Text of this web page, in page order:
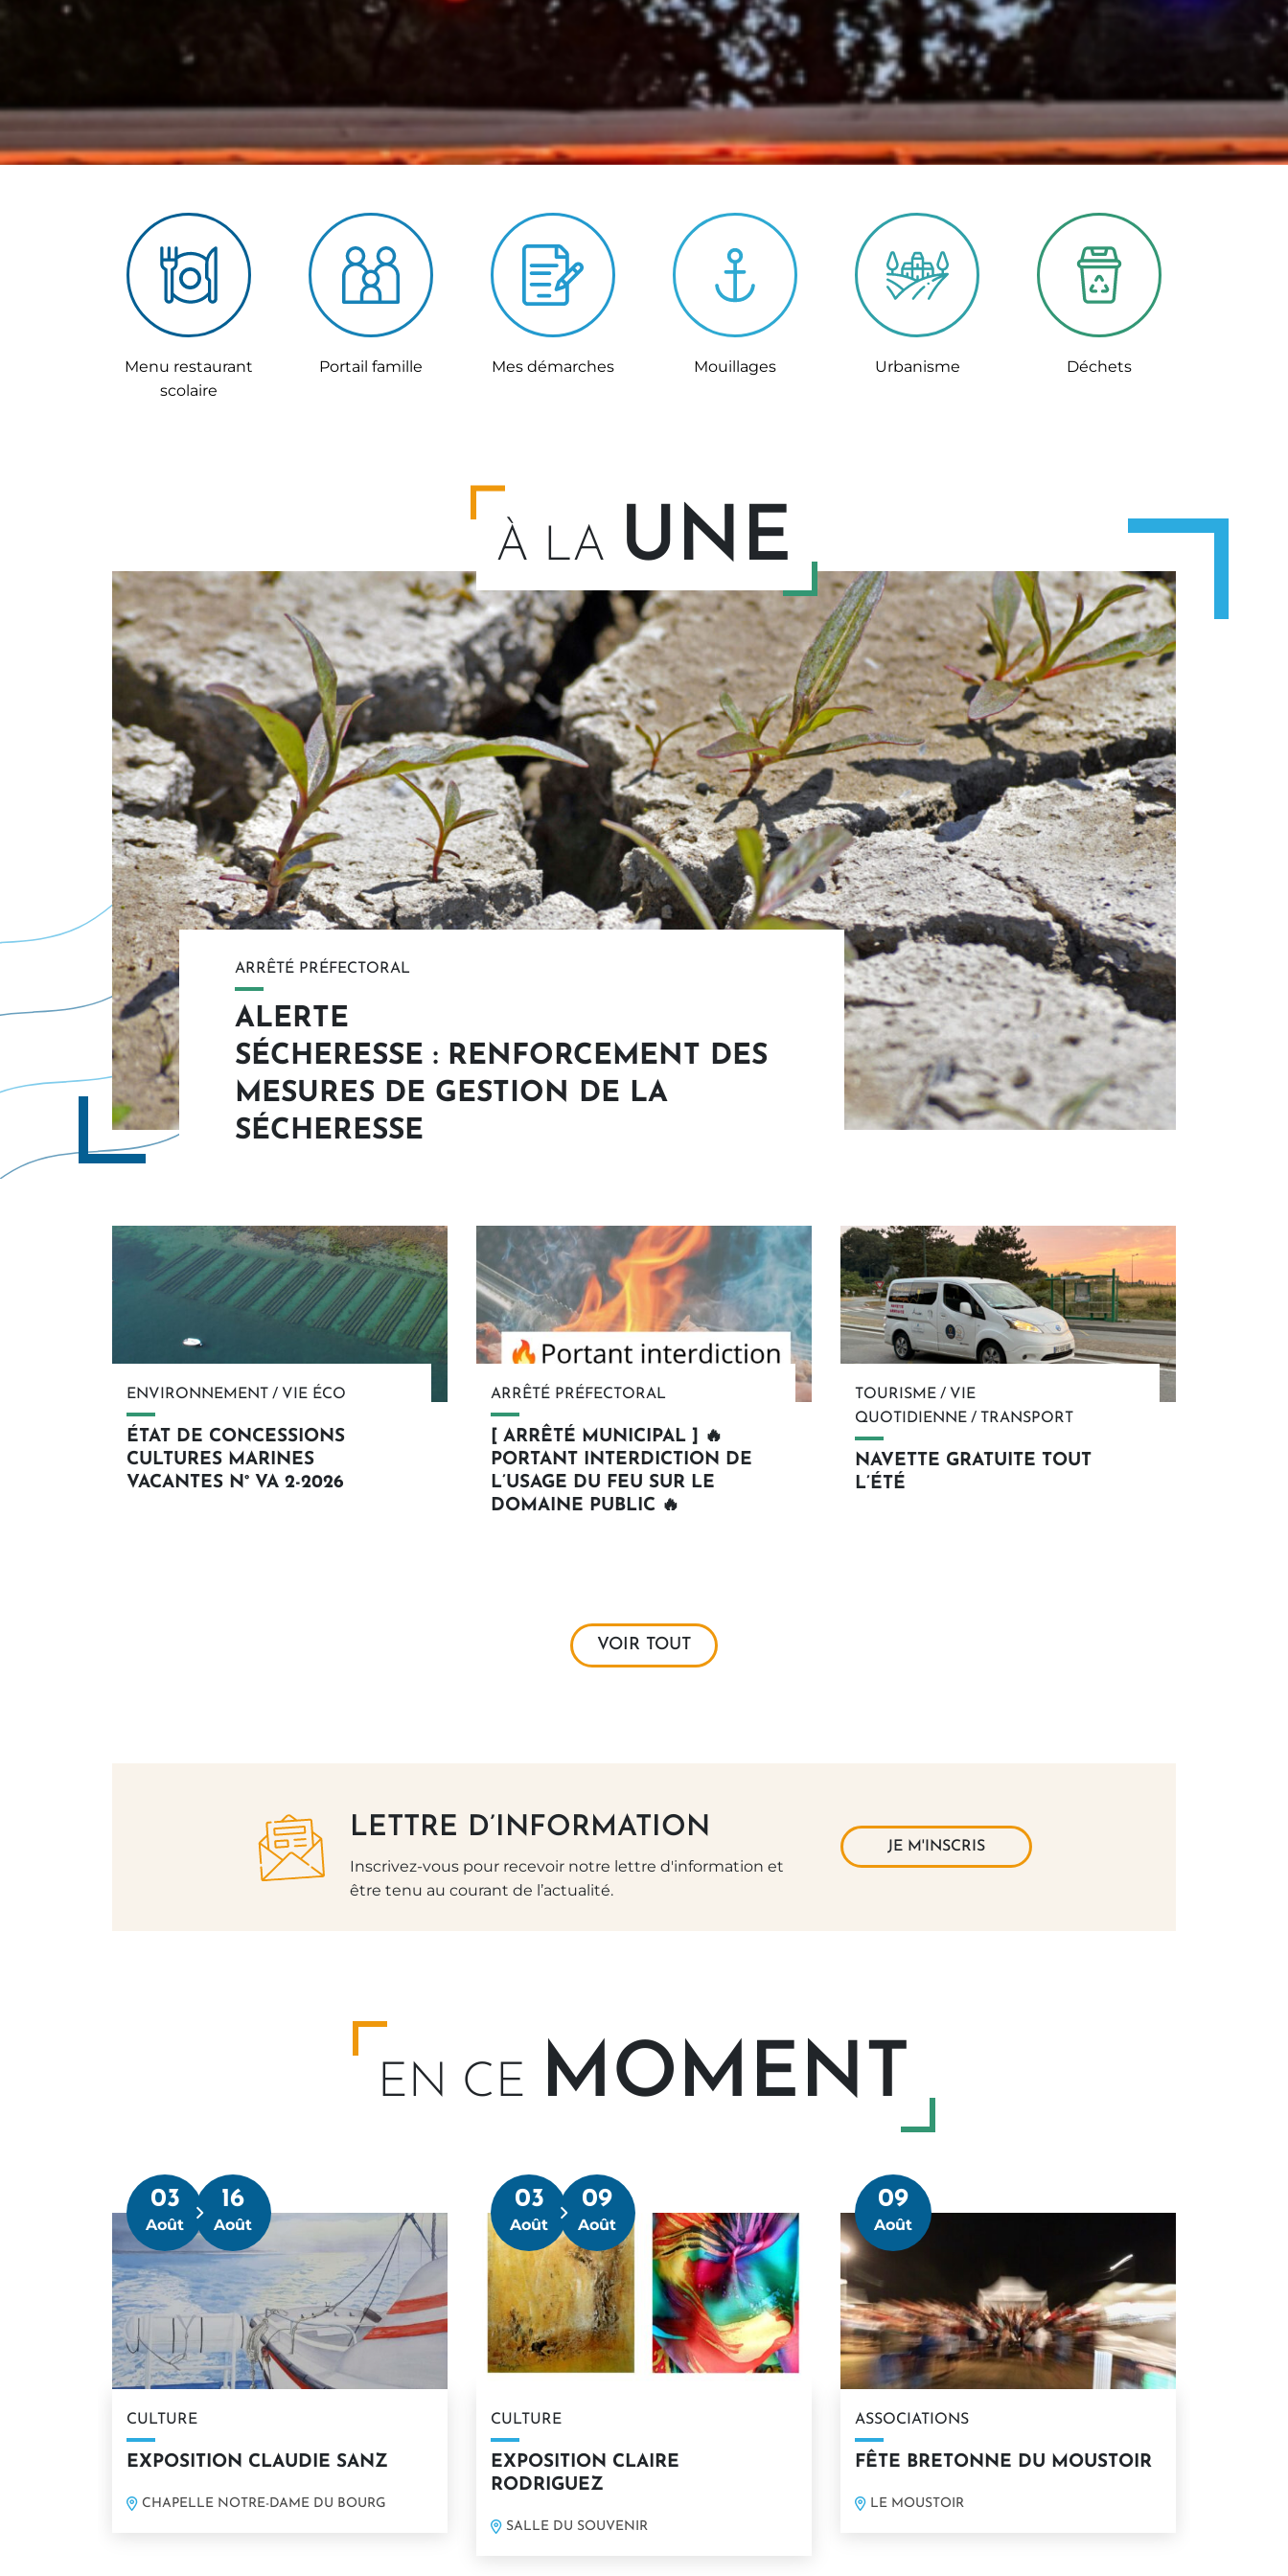
Menu restaurant
scolaire
Portail famille
Mes démarches
Mouillages
Urbanisme
Déchets
À LA UNE
ARRÊTÉ PRÉFECTORAL
ALERTE
SÉCHERESSE : RENFORCEMENT DES
MESURES DE GESTION DE LA
SÉCHERESSE
ENVIRONNEMENT / VIE ÉCO
ÉTAT DE CONCESSIONS
CULTURES MARINES
VACANTES N° VA 2-2026
ARRÊTÉ PRÉFECTORAL
[ ARRÊTÉ MUNICIPAL ] 🔥
PORTANT INTERDICTION DE
L’USAGE DU FEU SUR LE
DOMAINE PUBLIC 🔥
TOURISME / VIE
QUOTIDIENNE / TRANSPORT
NAVETTE GRATUITE TOUT
L’ÉTÉ
VOIR TOUT
LETTRE D’INFORMATION
Inscrivez-vous pour recevoir notre lettre d'information et
être tenu au courant de l’actualité.
JE M'INSCRIS
EN CE MOMENT
Du
03
Août
16
Août
CULTURE
EXPOSITION CLAUDIE SANZ
CHAPELLE NOTRE-DAME DU BOURG
Du
03
Août
09
Août
CULTURE
EXPOSITION CLAIRE
RODRIGUEZ
SALLE DU SOUVENIR
Le
09
Août
ASSOCIATIONS
FÊTE BRETONNE DU MOUSTOIR
LE MOUSTOIR